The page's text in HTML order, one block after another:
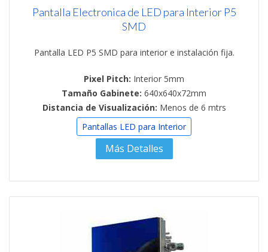
Pantalla Electronica de LED para Interior P5
SMD
Pantalla LED P5 SMD para interior e instalación fija.
Pixel Pitch: Interior 5mm
Tamaño Gabinete: 640x640x72mm
Distancia de Visualización: Menos de 6 mtrs
Pantallas LED para Interior
Más Detalles